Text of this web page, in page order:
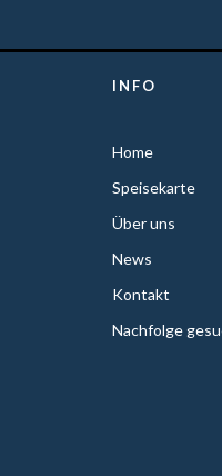
INFO
Home
Speisekarte
Über uns
News
Kontakt
Nachfolge